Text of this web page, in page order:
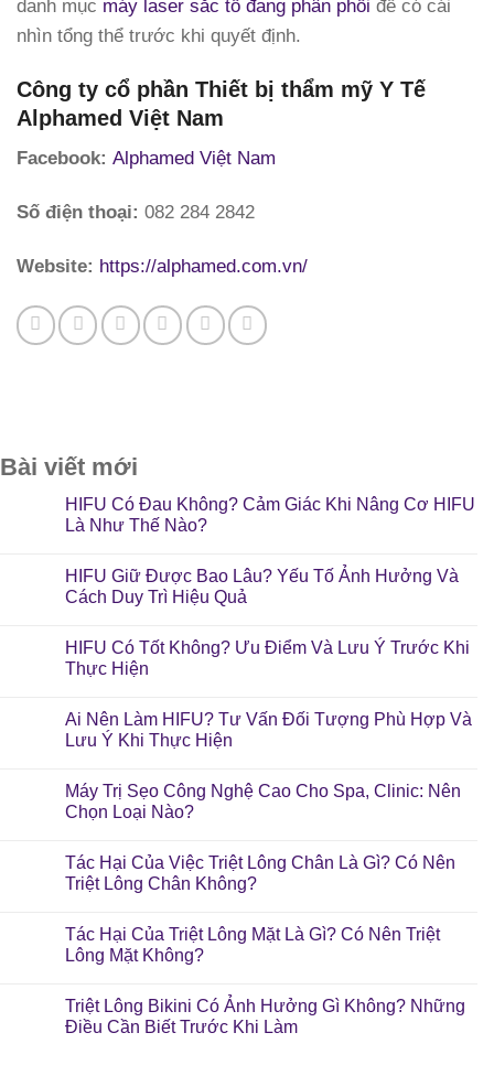
danh mục máy laser sắc tố đang phân phối để có cái
nhìn tổng thể trước khi quyết định.
Công ty cổ phần Thiết bị thẩm mỹ Y Tế
Alphamed Việt Nam
Facebook: Alphamed Việt Nam
Số điện thoại: 082 284 2842
Website: https://alphamed.com.vn/
Bài viết mới
HIFU Có Đau Không? Cảm Giác Khi Nâng Cơ HIFU
Là Như Thế Nào?
HIFU Giữ Được Bao Lâu? Yếu Tố Ảnh Hưởng Và
Cách Duy Trì Hiệu Quả
HIFU Có Tốt Không? Ưu Điểm Và Lưu Ý Trước Khi
Thực Hiện
Ai Nên Làm HIFU? Tư Vấn Đối Tượng Phù Hợp Và
Lưu Ý Khi Thực Hiện
Máy Trị Sẹo Công Nghệ Cao Cho Spa, Clinic: Nên
Chọn Loại Nào?
Tác Hại Của Việc Triệt Lông Chân Là Gì? Có Nên
Triệt Lông Chân Không?
Tác Hại Của Triệt Lông Mặt Là Gì? Có Nên Triệt
Lông Mặt Không?
Triệt Lông Bikini Có Ảnh Hưởng Gì Không? Những
Điều Cần Biết Trước Khi Làm